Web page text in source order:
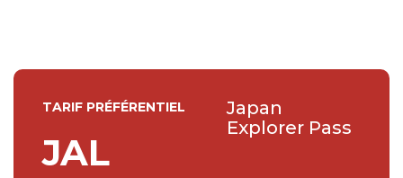
TARIF PRÉFÉRENTIEL
JAL
Japan
Explorer Pass